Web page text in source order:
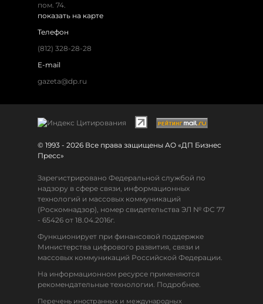
пом. 74.
показать на карте
Телефон
(812) 328-28-28
E-mail
gazeta@dp.ru
© 1993 - 2026 Все права защищены АО «ДП Бизнес
Пресс»
Зарегистрировано Федеральной службой по
надзору в сфере связи, информационных
технологий и массовых коммуникаций
(Роскомнадзор), номер свидетельства ЭЛ № ФС 77
- 65426 от 18.04.2016г.
Функционирует при финансовой поддержке
Министерства цифрового развития, связи и
массовых коммуникаций Российской Федерации.
На информационном ресурсе применяются
рекомендательные технологии. Подробнее.
Перечень иностранных и международных